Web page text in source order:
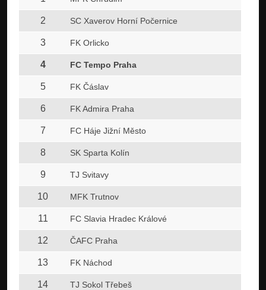
2 SC Xaverov Horní Počernice
3 FK Orlicko
4 FC Tempo Praha
5 FK Čáslav
6 FK Admira Praha
7 FC Háje Jižní Město
8 SK Sparta Kolín
9 TJ Svitavy
10 MFK Trutnov
11 FC Slavia Hradec Králové
12 ČAFC Praha
13 FK Náchod
14 TJ Sokol Třebeš